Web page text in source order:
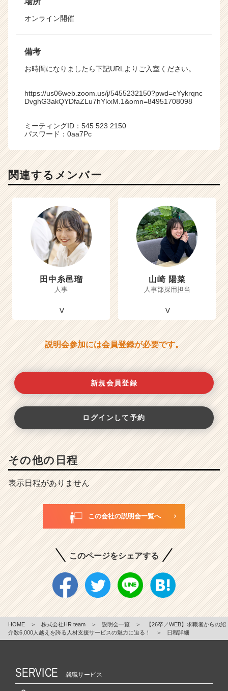
オンライン開催
備考
お時間になりましたら下記URLよりご入室ください。
https://us06web.zoom.us/j/5455232150?pwd=eYykrqnc
DvghG3akQYDfaZLu7hYkxM.1&omn=84951708098
ミーティングID：545 523 2150
パスワード：0aa7Pc
関連するメンバー
田中糸邑瑠
人事
山崎 陽菜
人事部採用担当
説明会参加には会員登録が必要です。
新規会員登録
ログインして予約
その他の日程
表示日程がありません
この会社の説明会一覧へ
このページをシェアする
HOME ＞ 株式会社HR team ＞ 説明会一覧 ＞
【26卒／WEB】求職者からの紹
介数6,000人越えを誇る人材支援サービスの魅力に迫る！
＞ 日程詳細
SERVICE 就職サービス